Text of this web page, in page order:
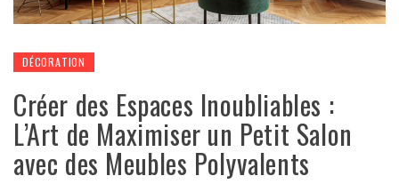
DÉCORATION
Créer des Espaces Inoubliables :
L’Art de Maximiser un Petit Salon
avec des Meubles Polyvalents